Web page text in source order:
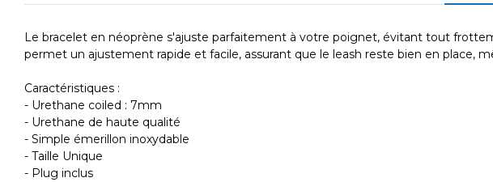
Le bracelet en néoprène s'ajuste parfaitement à votre poignet, évitant tout
permet un ajustement rapide et facile, assurant que le leash reste bien en place,
Caractéristiques :
- Urethane coiled : 7mm
- Urethane de haute qualité
- Simple émerillon inoxydable
- Taille Unique
- Plug inclus